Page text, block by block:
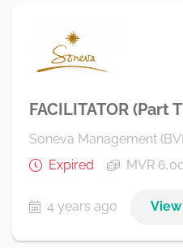
FACILITATOR (Part
Soneva Management
Expired
MVR
4 years ago View